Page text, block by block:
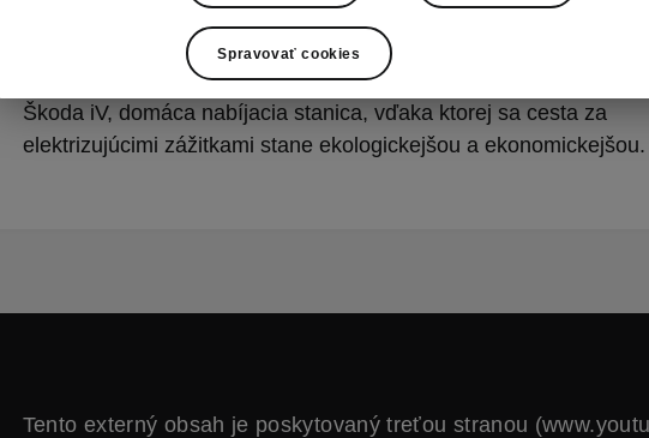
elektrickom alebo plug-in hybridnom vozidle, tak môžu po novom
svoje vozidlo aj na chatách v luxusnom alebo horskom štýle. V
obľúbených ubytovacích zariadeniach na Slovensku pribudol
Škoda iV, domáca nabíjacia stanica, vďaka ktorej sa cesta za
elektrizujúcimi zážitkami stane ekologickejšou a ekonomickejšou.
Tento externý obsah je poskytovaný treťou stranou
Spravovať cookies